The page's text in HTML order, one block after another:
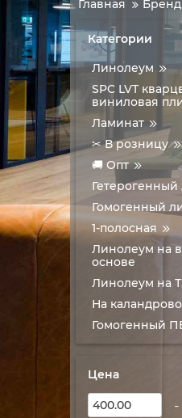
Главная
Категории
Линолеум
SPC LVT
виниловая
Ламинат
✂ В розницу
🚚 Опт
Гомогенный
1-полосная
Линолеум на
основе
Линолеум на
На
Гомогенный
Цена
-